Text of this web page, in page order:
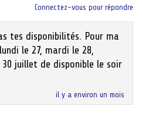
il y a environ un mois
tes disponibilités. Pour ma
le 27, mardi le 28,
juillet de disponible le soir
Connectez-vous pour répondre